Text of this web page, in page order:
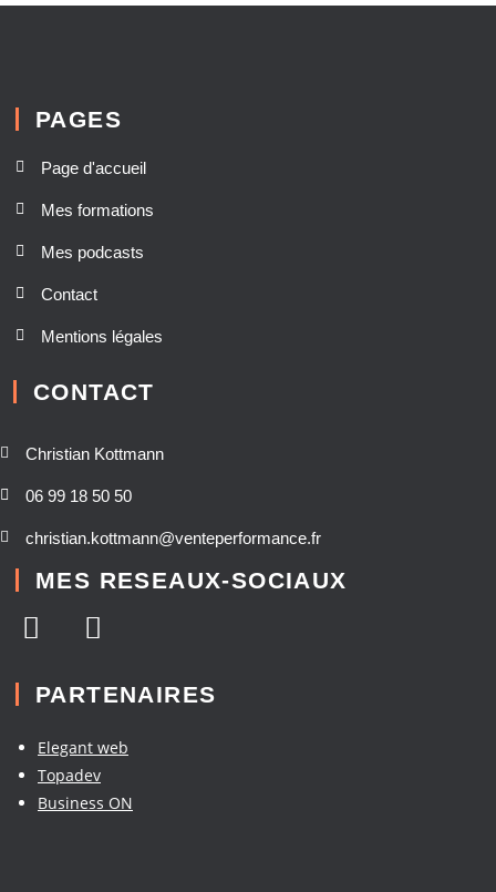
PAGES
Page d'accueil
Mes formations
Mes podcasts
Contact
Mentions légales
CONTACT
Christian Kottmann
06 99 18 50 50
christian.kottmann@venteperformance.fr
MES RESEAUX-SOCIAUX
PARTENAIRES
Elegant web
Topadev
Business ON